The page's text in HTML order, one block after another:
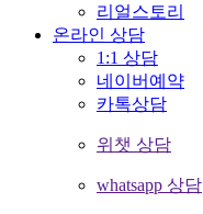
리얼스토리
온라인 상담
1:1 상담
네이버예약
카톡상담
위챗 상담
whatsapp 상담